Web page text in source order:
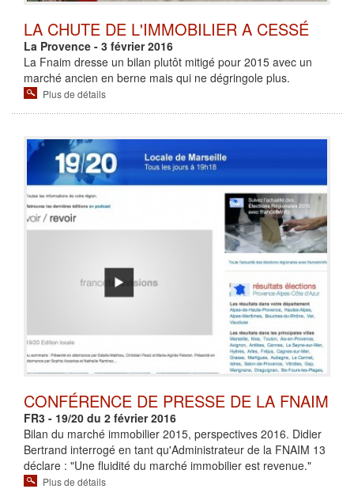
LA CHUTE DE L'IMMOBILIER A CESSÉ
La Provence - 3 février 2016
La Fnaim dresse un bilan plutôt mitigé pour 2015 avec un
marché ancien en berne mais qui ne dégringole plus.
Plus de détails
CONFÉRENCE DE PRESSE DE LA FNAIM
FR3 - 19/20 du 2 février 2016
Bilan du marché immobilier 2015, perspectives 2016. Didier
Bertrand interrogé en tant qu'Administrateur de la FNAIM 13
déclare : "Une fluidité du marché immobilier est revenue."
Plus de détails